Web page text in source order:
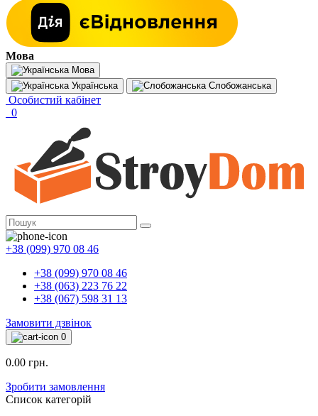
Мова
Мова
Українська
Слобожанська
Особистий кабінет
0
+38 (099) 970 08 46
+38 (099) 970 08 46
+38 (063) 223 76 22
+38 (067) 598 31 13
Замовити дзвінок
0
0.00 грн.
Зробити замовлення
Список категорій